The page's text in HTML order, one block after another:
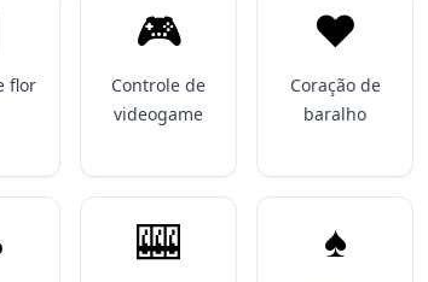
flor
🎮️
Controle de
videogame
♥️
Coração de
baralho
🎰 ♠️